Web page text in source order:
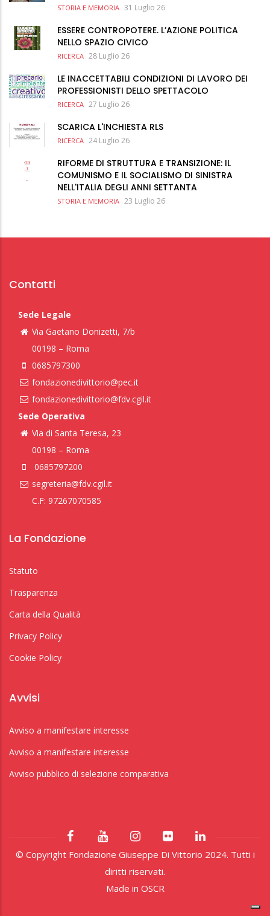
STORIA E MEMORIA 31 Luglio 26
ESSERE CONTROPOTERE. L’AZIONE POLITICA
NELLO SPAZIO CIVICO
RICERCA 28 Luglio 26
LE INACCETTABILI CONDIZIONI DI LAVORO DEI
PROFESSIONISTI DELLO SPETTACOLO
RICERCA 27 Luglio 26
SCARICA L'INCHIESTA RLS
RICERCA 24 Luglio 26
RIFORME DI STRUTTURA E TRANSIZIONE: IL
COMUNISMO E IL SOCIALISMO DI SINISTRA
NELL'ITALIA DEGLI ANNI SETTANTA
STORIA E MEMORIA 23 Luglio 26
Contatti
Sede Legale
Via Gaetano Donizetti, 7/b
00198 – Roma
0685797300
fondazionedivittorio@pec.it
fondazionedivittorio@fdv.cgil.it
Sede Operativa
Via di Santa Teresa, 23
00198 – Roma
0685797200
segreteria@fdv.cgil.it
C.F: 97267070585
La Fondazione
Statuto
Trasparenza
Carta della Qualità
Privacy Policy
Cookie Policy
Avvisi
Avviso a manifestare interesse
Avviso a manifestare interesse
Avviso pubblico di selezione comparativa
© Copyright Fondazione Giuseppe Di Vittorio 2024. Tutti i
diritti riservati.
Made in OSCR